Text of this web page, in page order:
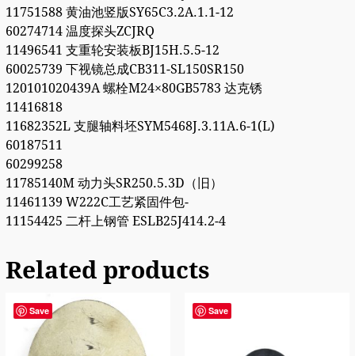
11751588 黄油池竖版SY65C3.2A.1.1-12
60274714 温度探头ZCJRQ
11496541 支重轮安装板BJ15H.5.5-12
60025739 下视镜总成CB311-SL150SR150
120101020439A 螺栓M24×80GB5783 达克锈
11416818
11682352L 支腿轴料坯SYM5468J.3.11A.6-1(L)
60187511
60299258
11785140M 动力头SR250.5.3D（旧）
11461139 W222C工艺紧固件包-
11154425 二杆上钢管 ESLB25J414.2-4
Related products
Save Save